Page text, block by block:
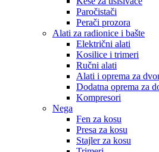
Paročistači
Perači prozora
Alati za radionice i bašte
Električni alati
Kosilice i trimeri
Ručni alati
Alati i oprema za
Dodatna oprema za
Kompresori
Nega
Fen za kosu
Presa za kosu
Stajler za kosu